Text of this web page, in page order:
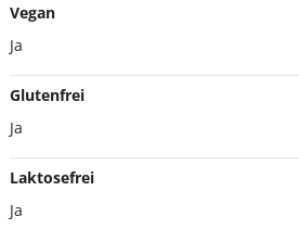
Vegan
Ja
Glutenfrei
Ja
Laktosefrei
Ja